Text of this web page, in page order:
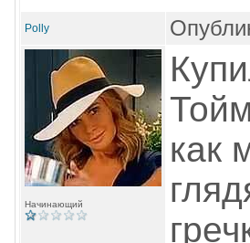
Polly
Начинающий
как